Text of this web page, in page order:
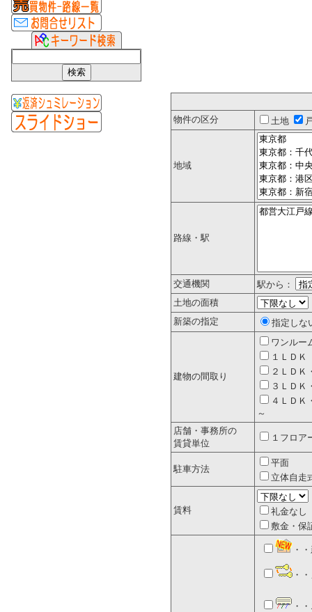
物件の区分 土地
地域
路線・駅
交通機関
駅から：
土地の面積
新築の指定
指定しな
建物の間取り
ワンルー
１ＬＤＫ
２ＬＤＫ
３ＬＤＫ
４ＬＤＫ
～
店舗・事務所の
賃貸単位
１フロア
駐車方法
平面
立体自走
賃料
礼金なし
敷金・保
・
・
・